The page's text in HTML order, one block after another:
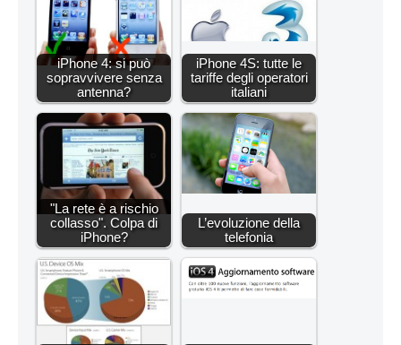
iPhone 4: si può
sopravvivere senza
antenna?
iPhone 4S: tutte le
tariffe degli operatori
italiani
"La rete è a rischio
collasso". Colpa di
iPhone?
L’evoluzione della
telefonia